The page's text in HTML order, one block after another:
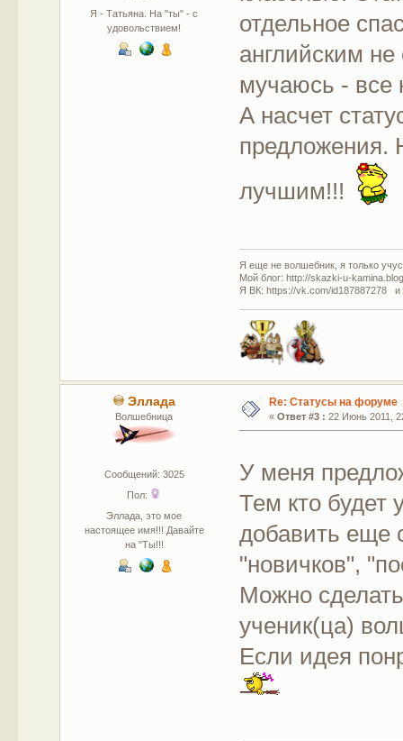
Я - Татьяна. На "ты" - с
удовольствием!
отдельное
английским
мучаюсь - все
А насчет
лучшим!!!
Я еще не волшебник, я только
Мой блог: http://skazki-u-
Я ВК: https://vk.com/id187887278 и
Эллада
Волшебница
Сообщений: 3025
Пол:
Эллада, это мое
настоящее имя!!! Давайте
на "Ты!!!
Re: Статусы на форуме
« Ответ #3 : 22 Июнь 2011,
У меня
Тем кто будет
добавить еще
"новичков",
Можно
ученик(ца)
Если идея